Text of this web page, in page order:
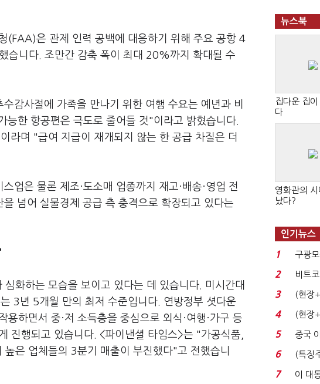
(FAA)은 관제 인력 공백에 대응하기 위해 주요 공항 4
습니다. 조만간 감축 폭이 최대 20%까지 확대될 수
감사절에 가족을 만나기 위한 여행 수요는 예년과 비
한 항공편은 극도로 줄어들 것"이라고 밝혔습니다.
라며 "급여 지급이 재개되지 않는 한 공급 차질은 더
업은 물론 제조·도소매 업종까지 재고·배송·영업 전
넘어 실물경제 공급 측 충격으로 확장되고 있다는
화하는 모습을 보이고 있다는 데 있습니다. 미시간대
3년 5개월 만의 최저 수준입니다. 연방정부 셧다운
하면서 중·저 소득층을 중심으로 외식·여행·가구 등
진행되고 있습니다. <파이낸셜 타임스>는 "가공식품,
은 업체들의 3분기 매출이 부진했다"고 전했습니
뉴스북
집다운 집
다
영화관의
났다?
인기뉴스
1
구광
로봇
2
비트
처분'
3
(현장
요"…'
4
(현장
빈 매
5
중국
국전쟁
6
(특징
지에
7
이 대